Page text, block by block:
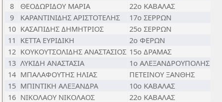
8
ΘΕΟΔΩΡΙΔΟΥ ΜΑΡΙΑ
22ο ΚΑΒΑΛΑΣ
9
ΚΑΡΑΝΤΙΝΙΔΗΣ ΑΡΙΣΤΟΤΕΛΗΣ
17ο ΣΕΡΡΩΝ
10 ΚΑΣΑΠΙΔΗΣ ΔΗΜΗΤΡΙΟΣ
25ο ΣΕΡΡΩΝ
11 ΚΕΤΤΑ ΕΥΡΙΔΙΚΗ
2ο ΦΕΡΩΝ
12 ΚΟΥΚΟΥΤΣΟΛΙΔΗΣ ΑΝΑΣΤΑΣΙΟΣ 15ο ΔΡΑΜΑΣ
13 ΛΥΚΙΔΗ ΑΝΑΣΤΑΣΙΑ
1ο ΑΛΕΞΑΝΔΡΟΥΠΟΛΗΣ
14 ΜΠΑΛΑΦΟΥΤΗΣ ΗΛΙΑΣ
ΠΕΤΕΙΝΟΥ ΞΑΝΘΗΣ
15 ΜΠΙΝΤΙΚΗ ΑΛΕΞΑΝΔΡΑ
10ο ΚΑΒΑΛΑΣ
16 ΝΙΚΟΛΑΟΥ ΝΙΚΟΛΑΟΣ
22ο ΚΑΒΑΛΑΣ